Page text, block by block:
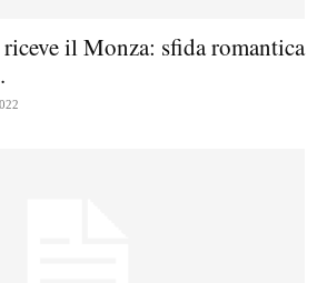
il Monza: sfida romantica